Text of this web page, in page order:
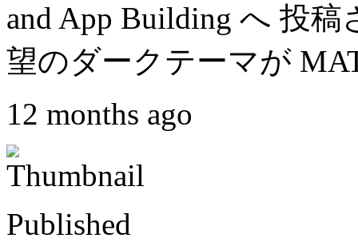
and App Building へ 投
望のダークテーマが
12 months ago
Published